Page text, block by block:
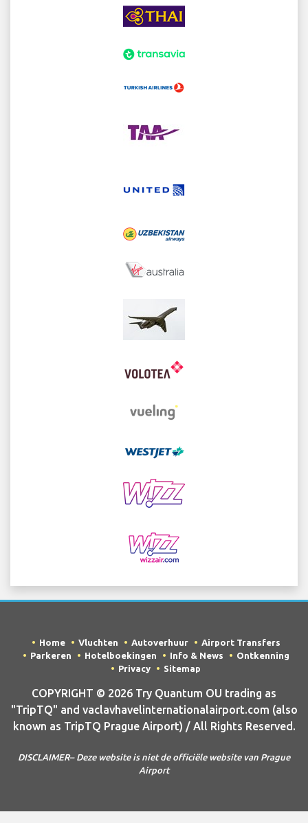
Home Vluchten Autoverhuur
Airport Transfers
Parkeren
Hotelboekingen Info & News
Ontkenning
Privacy
Sitemap
COPYRIGHT © 2026 Try Quantum OU trading as
"TripTQ" and vaclavhavelinternationalairport.com (also
known as TripTQ Prague Airport) / All Rights Reserved.
DISCLAIMER– Deze website is niet de officiële website van Prague
Airport